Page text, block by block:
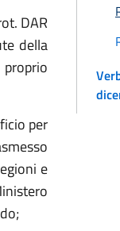
DAR
della
per
e